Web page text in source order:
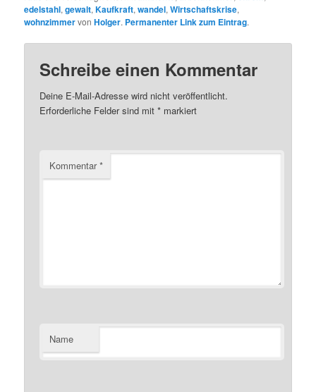
edelstahl,gewalt,Kaufkraft,wandel,Wirtschaftskrise,
wohnzimmervonHolger. Permanenter Link zum Eintrag.
Schreibe einen Kommentar
Deine E-Mail-Adresse wird nicht veröffentlicht.
Erforderliche Felder sind mit* markiert
Kommentar*
Name